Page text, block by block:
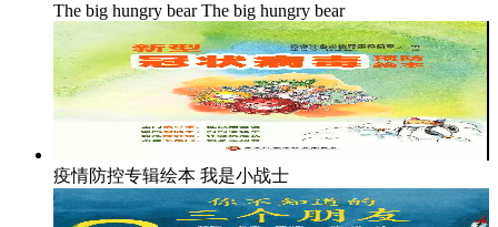
The big hungry bear The big hungry bear
疫情防控专辑绘本 我是小战士